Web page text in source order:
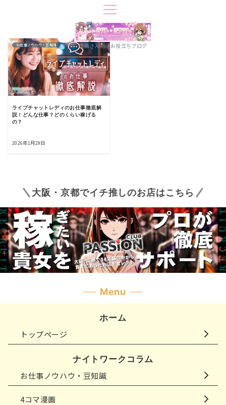
夜職さん向けお役立ちブログ
お仕事ノウハウ・豆知識
ライブチャットレディのお仕事徹底解
説！どんな仕事？どのくらい稼げる
の？
2026年1月29日
大阪・京都でイチ推しのお店はこちら
Menu
ホーム
トップページ
ナイトワークコラム
お仕事ノウハウ・豆知識
4コマ漫画